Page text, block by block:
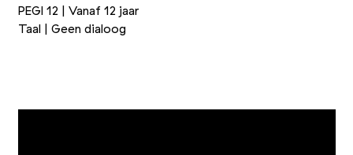
PEGI 12 | Vanaf 12 jaar
Taal | Geen dialoog